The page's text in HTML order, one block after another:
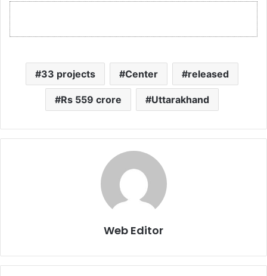
33 projects Center released
Rs 559 crore Uttarakhand
Web Editor